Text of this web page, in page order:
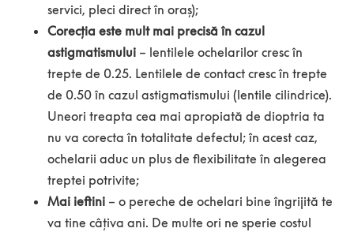
servici, pleci direct în oraș);
Corecția este mult mai precisă în cazul
astigmatismului – lentilele ochelarilor cresc în
trepte de 0.25. Lentilele de contact cresc în trepte
de 0.50 în cazul astigmatismului (lentile cilindrice).
Uneori treapta cea mai apropiată de dioptria ta
nu va corecta în totalitate defectul; în acest caz,
ochelarii aduc un plus de flexibilitate în alegerea
treptei potrivite;
Mai ieftini – o pereche de ochelari bine îngrijită te
va tine câțiva ani. De multe ori ne sperie costul